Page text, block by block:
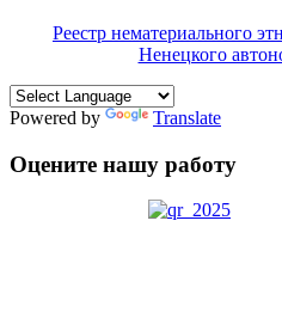
Реестр нематериального
Ненецкого
Powered by Translate
Оцените нашу работу